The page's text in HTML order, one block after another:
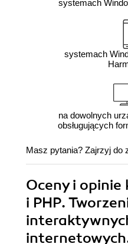
systemach
systemach
na dowolnych
obsługujących
Masz pytania? Zajrzyj do
Oceny i
i PHP.